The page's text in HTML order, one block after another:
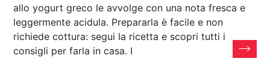
allo yogurt greco le avvolge con una nota fresca e
leggermente acidula. Prepararla è facile e non
richiede cottura: segui la ricetta e scopri tutti i
consigli per farla in casa. I